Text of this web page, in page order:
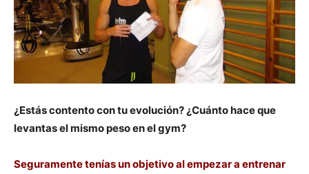
¿Estás contento con tu evolución? ¿Cuánto hace que
levantas el mismo peso en el gym?
Seguramente tenías un objetivo al empezar a entrenar